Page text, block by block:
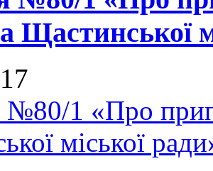
Щастинської
№80/1 «Про
міської